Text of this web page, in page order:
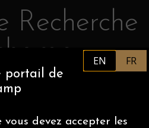
Recherche
MUSEUM OF
ART
EN FR
portail de
devez accepter les